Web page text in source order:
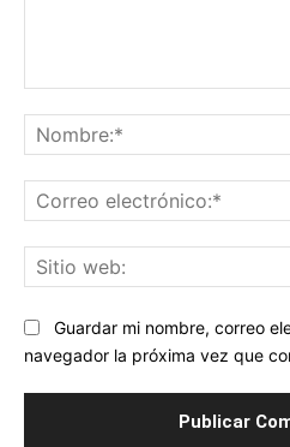
Guardar mi nombre, correo
navegador la próxima vez que